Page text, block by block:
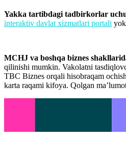
Yakka tartibdagi tadbirkorlar
interaktiv davlat xizmatlari portali
MCHJ va boshqa biznes
qilinishi mumkin. Vakolatni
TBC Biznes orqali hisobraqam
karta raqami kifoya. Qolgan